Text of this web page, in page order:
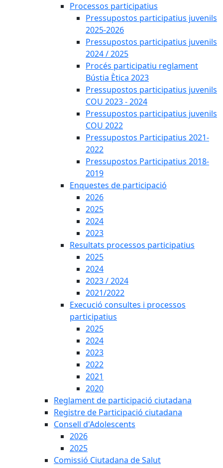
Processos participatius
Pressupostos participatius juvenils
2025-2026
Pressupostos participatius juvenils
2024 / 2025
Procés participatiu reglament
Bústia Ètica 2023
Pressupostos participatius juvenils
COU 2023 - 2024
Pressupostos participatius juvenils
COU 2022
Pressupostos Participatius 2021-
2022
Pressupostos Participatius 2018-
2019
Enquestes de participació
2026
2025
2024
2023
Resultats processos participatius
2025
2024
2023 / 2024
2021/2022
Execució consultes i processos
participatius
2025
2024
2023
2022
2021
2020
Reglament de participació ciutadana
Registre de Participació ciutadana
Consell d'Adolescents
2026
2025
Comissió Ciutadana de Salut